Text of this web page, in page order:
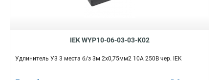
IEK WYP10-06-03-03-K02
Удлинитель У3 3 места б/з 3м 2х0,75мм2 10А 250В чер. IEK